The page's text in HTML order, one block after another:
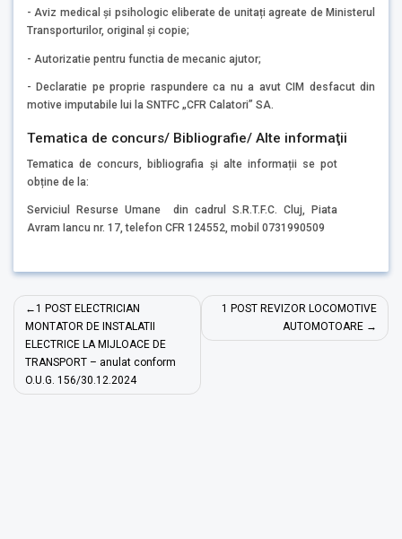
- Aviz medical și psihologic eliberate de unitați agreate de Ministerul
Transporturilor, original și copie;
- Autorizatie pentru functia de mecanic ajutor;
- Declaratie pe proprie raspundere ca nu a avut CIM desfacut din
motive imputabile lui la SNTFC „CFR Calatori” SA.
Tematica de concurs/ Bibliografie/ Alte informaţii
Tematica de concurs, bibliografia și alte informații se pot
obține de la:
Serviciul Resurse Umane din cadrul S.R.T.F.C. Cluj, Piata
Avram Iancu nr. 17, telefon CFR 124552, mobil 0731990509
Navigare
în
articole
1 POST ELECTRICIAN
MONTATOR DE INSTALATII
ELECTRICE LA MIJLOACE DE
TRANSPORT – anulat conform
O.U.G. 156/30.12.2024
1 POST REVIZOR LOCOMOTIVE
AUTOMOTOARE